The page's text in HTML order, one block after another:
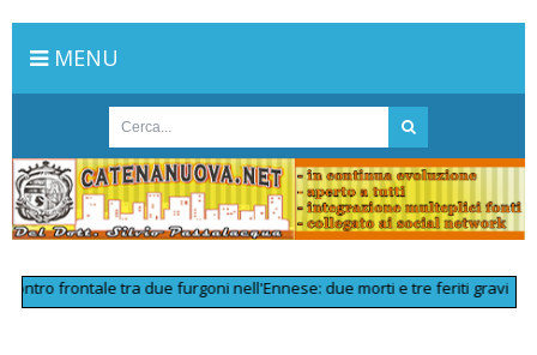
MENU
frontale tra due furgoni nell'Ennese: due morti e tre feriti gravi >>